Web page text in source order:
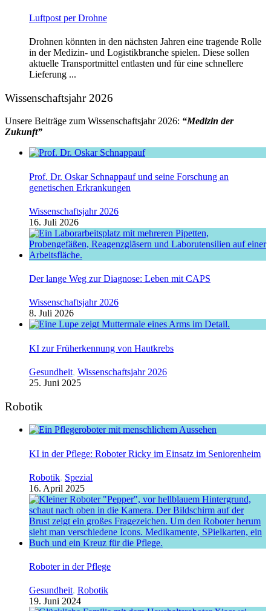
Luftpost per Drohne
Drohnen könnten in den nächsten Jahren eine tragende Rolle
in der Medizin- und Logistikbranche spielen. Diese sollen
aktuelle Transportmittel entlasten und für eine schnellere
Lieferung ...
Wissenschaftsjahr 2026
Unsere Beiträge zum Wissenschaftsjahr 2026: “Medizin der
Zukunft”
Prof. Dr. Oskar Schnappauf und seine Forschung an
genetischen Erkrankungen
Wissenschaftsjahr 2026
16. Juli 2026
Der lange Weg zur Diagnose: Leben mit CAPS
Wissenschaftsjahr 2026
8. Juli 2026
KI zur Früherkennung von Hautkrebs
Gesundheit, Wissenschaftsjahr 2026
25. Juni 2025
Robotik
KI in der Pflege: Roboter Ricky im Einsatz im Seniorenheim
Robotik, Spezial
16. April 2025
Roboter in der Pflege
Gesundheit, Robotik
19. Juni 2024